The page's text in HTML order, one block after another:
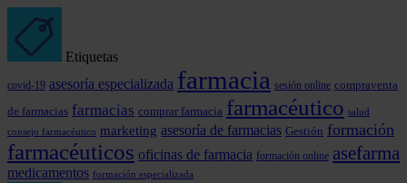
Etiquetas
covid-19 asesoría especializada farmacia sesión online compraventa
de farmacias farmacias comprar farmacia farmacéutico salud
consejo farmacéutico marketing asesoría de farmacias Gestión formación
farmacéuticos oficinas de farmacia formación online asefarma
medicamentos formación especializada